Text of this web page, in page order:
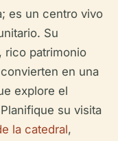
es un centro vivo
Su
rico patrimonio
en una
explore el
su visita
la catedral,